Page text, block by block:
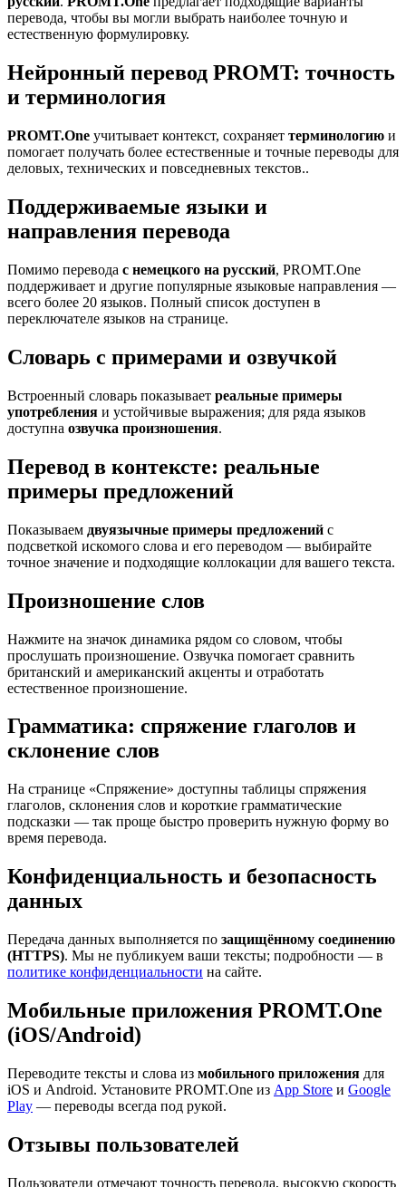
перевода, чтобы вы могли выбрать наиболее точную и
естественную формулировку.
Нейронный перевод PROMT: точность
и терминология
PROMT.One учитывает контекст, сохраняет терминологию и
помогает получать более естественные и точные переводы для
деловых, технических и повседневных текстов..
Поддерживаемые языки и
направления перевода
Помимо перевода с немецкого на русский, PROMT.One
поддерживает и другие популярные языковые направления —
всего более 20 языков. Полный список доступен в
переключателе языков на странице.
Словарь с примерами и озвучкой
Встроенный словарь показывает реальные примеры
употребления и устойчивые выражения; для ряда языков
доступна озвучка произношения.
Перевод в контексте: реальные
примеры предложений
Показываем двуязычные примеры предложений с
подсветкой искомого слова и его переводом — выбирайте
точное значение и подходящие коллокации для вашего текста.
Произношение слов
Нажмите на значок динамика рядом со словом, чтобы
прослушать произношение. Озвучка помогает сравнить
британский и американский акценты и отработать
естественное произношение.
Грамматика: спряжение глаголов и
склонение слов
На странице «Спряжение» доступны таблицы спряжения
глаголов, склонения слов и короткие грамматические
подсказки — так проще быстро проверить нужную форму во
время перевода.
Конфиденциальность и безопасность
данных
Передача данных выполняется по защищённому соединению
(HTTPS). Мы не публикуем ваши тексты; подробности — в
политике конфиденциальности на сайте.
Мобильные приложения PROMT.One
(iOS/Android)
Переводите тексты и слова из мобильного приложения для
iOS и Android. Установите PROMT.One из App Store и Google
Play — переводы всегда под рукой.
Отзывы пользователей
Пользователи отмечают точность перевода, высокую скорость